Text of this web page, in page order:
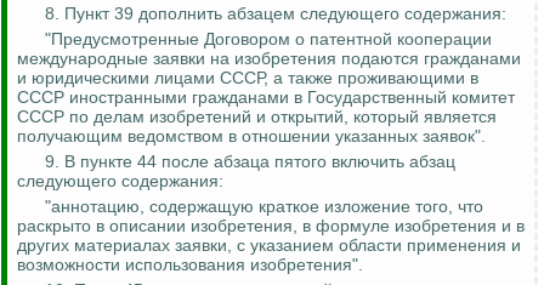
8. Пункт 39 дополнить абзацем следующего содержания:
"Предусмотренные Договором о патентной кооперации
международные заявки на изобретения подаются гражданами
и юридическими лицами СССР, а также проживающими в
СССР иностранными гражданами в Государственный комитет
СССР по делам изобретений и открытий, который является
получающим ведомством в отношении указанных заявок".
9. В пункте 44 после абзаца пятого включить абзац
следующего содержания:
"аннотацию, содержащую краткое изложение того, что
раскрыто в описании изобретения, в формуле изобретения и в
других материалах заявки, с указанием области применения и
возможности использования изобретения".